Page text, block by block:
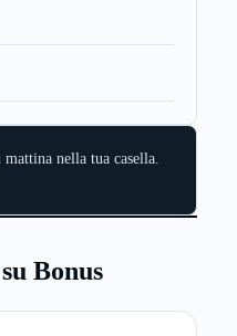
mattina nella tua casella.
Bonus